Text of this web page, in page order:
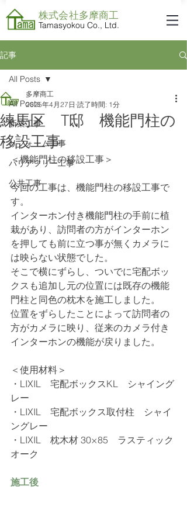
株式会社​多摩商工
Tamasyokou Co., Ltd.
記事
All Posts
新築工事
リフォーム工事
バリアフリー工事
公共工事
All Posts
練馬区 T邸 機能門柱の
移設工事
多摩商工
2025年4月27日 読了時間: 1分
＜機能門柱の移設工事＞
今回の工事は、機能門柱の移設工事で
す。
インターホン付き機能門柱の手前に植
栽があり、訪問者の方がインターホン
を押しても前に立つ事が無くカメラに
は映らない状態でした。
そこで横にずらし、ついでに宅配ボッ
クスも追加し元の位置には既存の機能
門柱と同色の枕木を施工しました。
位置をずらしたことによって訪問者の
方がカメラに映り、従来のカメラ付き
インターホンの機能が戻りました。
＜使用材料＞
・ LIXIL　宅配ボックスKL　シャイング
レー
・ LIXIL　宅配ボックス取付柱　シャイ
ングレー
・ LIXIL　枕木材 30×85　ラスティック
オーク
施工後